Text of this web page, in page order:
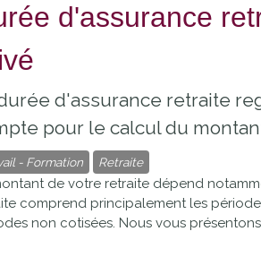
Varèze
des
maternelles
maternelle
enfance
Etablissements
sociaux
CCAS
Conseil
Le SSIAD
des Trois
d'assurance
d'assurance retraite
pour le calcul du
- Formation Retraite
de votre retraite dépend
comprend principalement les
non cotisées. Nous vous